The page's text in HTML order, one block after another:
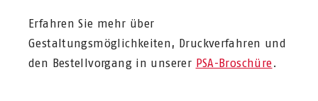
Erfahren Sie mehr über
Gestaltungsmöglichkeiten, Druckverfahren und
den Bestellvorgang in unserer PSA-Broschüre.